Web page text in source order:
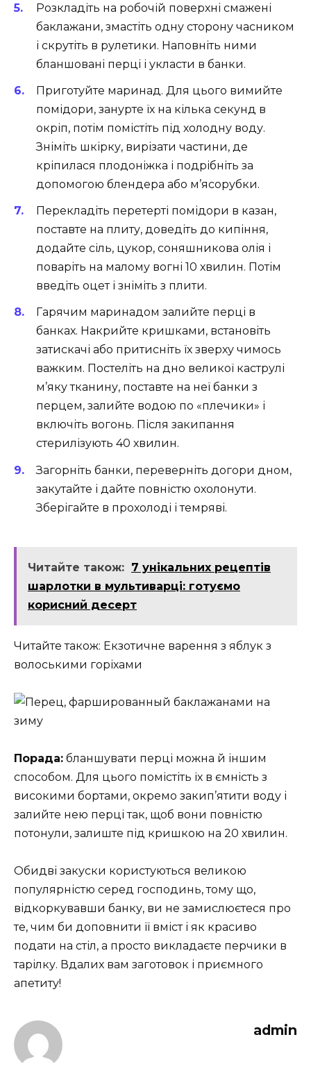
Розкладіть на робочій поверхні смажені
баклажани, змастіть одну сторону часником
і скрутіть в рулетики. Наповніть ними
бланшовані перці і укласти в банки.
Приготуйте маринад. Для цього вимийте
помідори, занурте їх на кілька секунд в
окріп, потім помістіть під холодну воду.
Зніміть шкірку, вирізати частини, де
кріпилася плодоніжка і подрібніть за
допомогою блендера або м’ясорубки.
Перекладіть перетерті помідори в казан,
поставте на плиту, доведіть до кипіння,
додайте сіль, цукор, соняшникова олія і
поваріть на малому вогні 10 хвилин. Потім
введіть оцет і зніміть з плити.
Гарячим маринадом залийте перці в
банках. Накрийте кришками, встановіть
затискачі або притисніть їх зверху чимось
важким. Постеліть на дно великої каструлі
м’яку тканину, поставте на неї банки з
перцем, залийте водою по «плечики» і
включіть вогонь. Після закипання
стерилізують 40 хвилин.
Загорніть банки, переверніть догори дном,
закутайте і дайте повністю охолонути.
Зберігайте в прохолоді і темряві.
Читайте також: 7 унікальних рецептів
шарлотки в мультиварці: готуємо
корисний десерт
Читайте також: Екзотичне варення з яблук з
волоськими горіхами
Порада: бланшувати перці можна й іншим
способом. Для цього помістіть їх в ємність з
високими бортами, окремо закип’ятити воду і
залийте нею перці так, щоб вони повністю
потонули, залиште під кришкою на 20 хвилин.
Обидві закуски користуються великою
популярністю серед господинь, тому що,
відкоркувавши банку, ви не замислюєтеся про
те, чим би доповнити її вміст і як красиво
подати на стіл, а просто викладаєте перчики в
тарілку. Вдалих вам заготовок і приємного
апетиту!
admin